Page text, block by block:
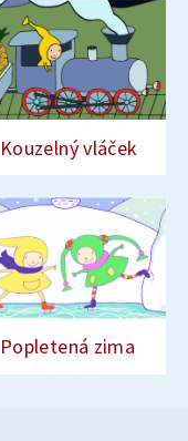
Kouzelný vláček
Popletená zima